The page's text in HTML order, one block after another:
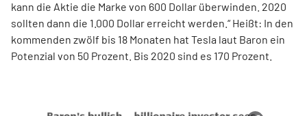
kann die Aktie die Marke von 600 Dollar überwinden. 2020
sollten dann die 1.000 Dollar erreicht werden.“ Heißt: In den
kommenden zwölf bis 18 Monaten hat Tesla laut Baron ein
Potenzial von 50 Prozent. Bis 2020 sind es 170 Prozent.